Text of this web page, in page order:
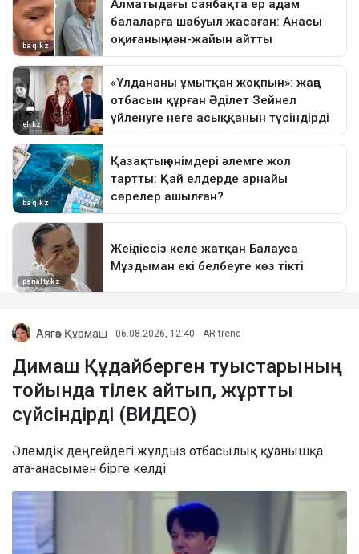
Аягөз Құрмаш 06.08.2026, 12:40 AR trend
Димаш Құдайберген туыстарының
тойында тілек айтып, жұртты
сүйсіндірді (ВИДЕО)
Әлемдік деңгейдегі жұлдыз отбасылық қуанышқа
ата-анасымен бірге келді